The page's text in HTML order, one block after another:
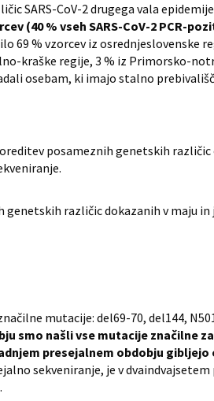
SARS-CoV-2 drugega vala
(40 % vseh SARS-CoV-2 PCR-
69 % vzorcev iz osrednjeslovenske
kraške regije, 3 % iz Primorsko-
osebam, ki imajo stalno
posameznih genetskih
različic dokazanih v maju in
mutacije: del69-70, del144,
smo našli vse mutacije značilne
presejalnem obdobju gibljejo
sekveniranje, je v